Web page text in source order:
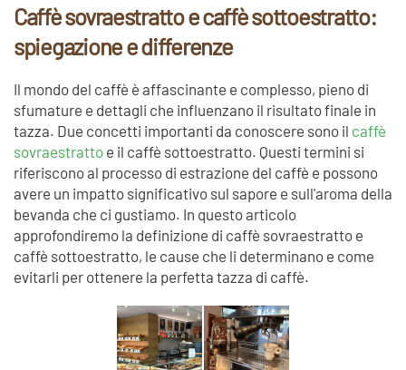
Caffè sovraestratto e caffè sottoestratto:
spiegazione e differenze
Il mondo del caffè è affascinante e complesso, pieno di
sfumature e dettagli che influenzano il risultato finale in
tazza. Due concetti importanti da conoscere sono il caffè
sovraestratto e il caffè sottoestratto. Questi termini si
riferiscono al processo di estrazione del caffè e possono
avere un impatto significativo sul sapore e sull'aroma della
bevanda che ci gustiamo. In questo articolo
approfondiremo la definizione di caffè sovraestratto e
caffè sottoestratto, le cause che li determinano e come
evitarli per ottenere la perfetta tazza di caffè.